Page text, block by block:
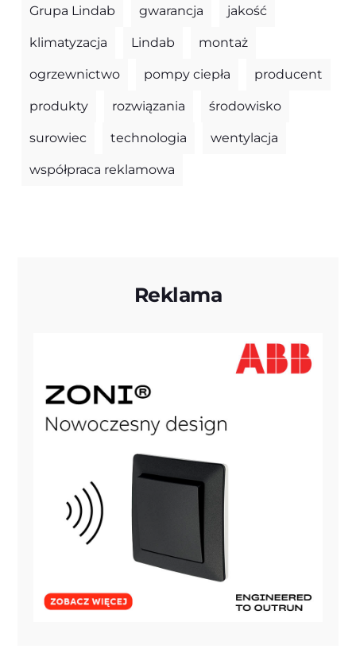
Grupa Lindab gwarancja jakość
klimatyzacja Lindab montaż
ogrzewnictwo pompy ciepła producent
produkty rozwiązania środowisko
surowiec technologia wentylacja
współpraca reklamowa
Reklama